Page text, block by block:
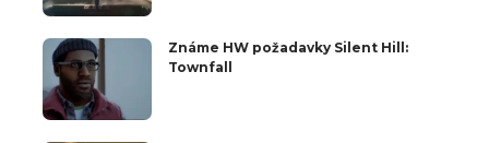
Známe HW požadavky Silent Hill:
Townfall